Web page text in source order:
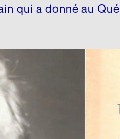
qui a donné au